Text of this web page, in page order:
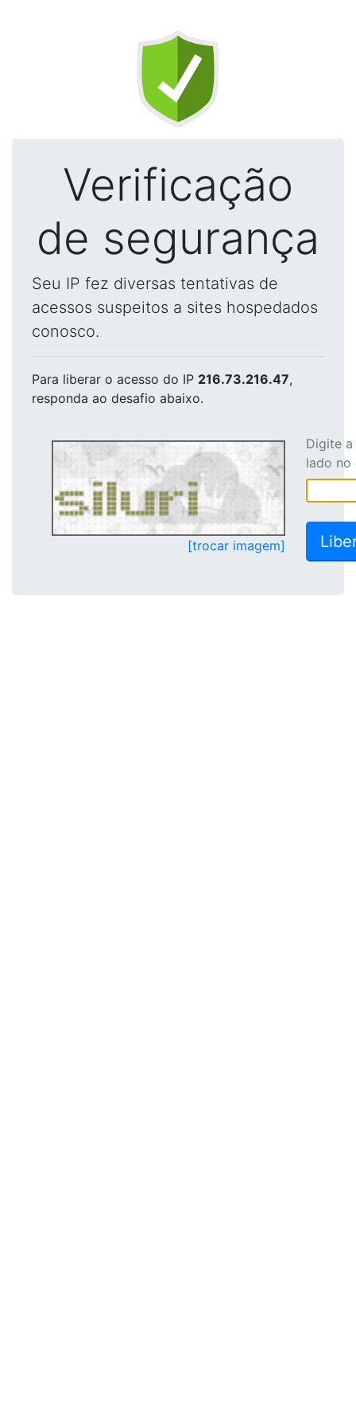
Verificação
de segurança
Seu IP fez diversas tentativas de
acessos suspeitos a sites hospedados
conosco.
Para liberar o acesso do IP 216.73.216.47,
responda ao desafio abaixo.
[trocar imagem]
Digite
lado no